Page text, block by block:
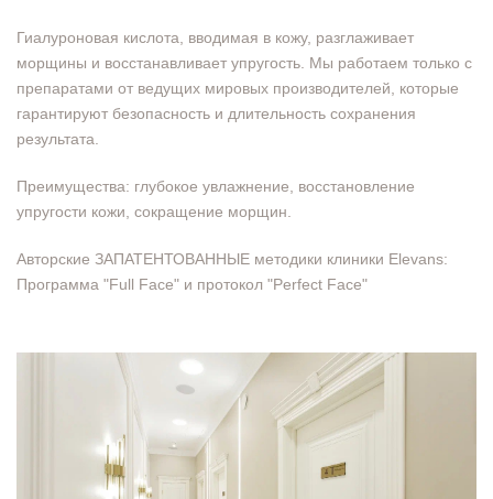
Гиалуроновая кислота, вводимая в кожу, разглаживает
морщины и восстанавливает упругость. Мы работаем только с
препаратами от ведущих мировых производителей, которые
гарантируют безопасность и длительность сохранения
результата.
Преимущества: глубокое увлажнение, восстановление
упругости кожи, сокращение морщин.
Авторские ЗАПАТЕНТОВАННЫЕ методики клиники Elevans:
Программа "Full Face" и протокол "Perfect Face"